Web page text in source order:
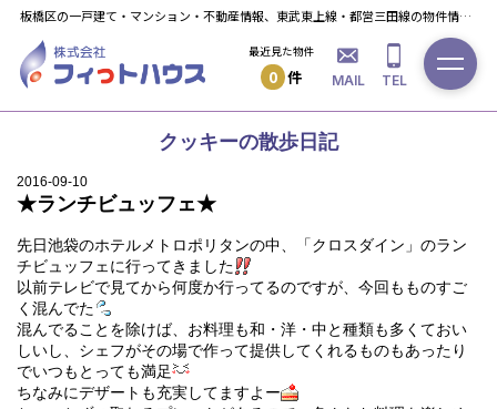
板橋区の一戸建て・マンション・不動産情報、東武東上線・都営三田線の物件情報ならフィっト・ハウスへ！
最近見た物件
0 件 MAIL TEL
クッキーの散歩日記
2016-09-10
★ランチビュッフェ★
先日池袋のホテルメトロポリタンの中、「クロスダイン」のラン
チビュッフェに行ってきました
以前テレビで見てから何度か行ってるのですが、今回もものすご
く混んでた
混んでることを除けば、お料理も和・洋・中と種類も多くておい
しいし、シェフがその場で作って提供してくれるものもあったり
でいつもとっても満足
ちなみにデザートも充実してますよー